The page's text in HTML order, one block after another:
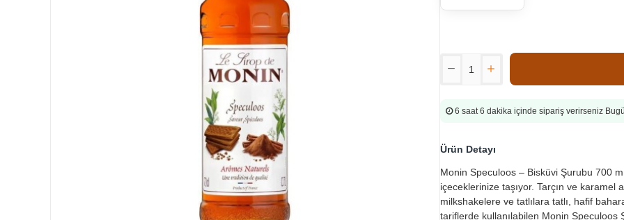
Ürün Detayı
Monin Speculoos – Bisküvi Şurubu 700
içeceklerinize taşıyor. Tarçın ve karamel
milkshakelere ve tatlılara tatlı, hafif
tariflerde kullanılabilen Monin Speculoos
6 saat 6 dakika içinde sipariş verirseniz